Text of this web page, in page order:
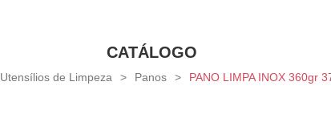
CATÁLOGO
Utensílios de Limpeza > Panos > PANO LIMPA INOX 360gr